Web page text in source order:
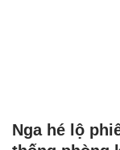
Nga hé lộ